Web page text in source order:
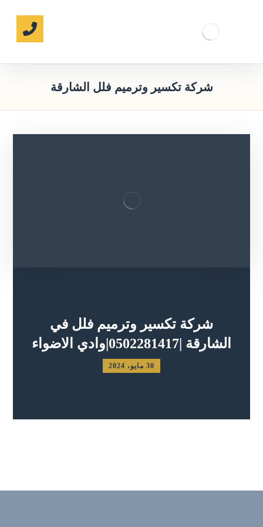
شركة تكسير وترميم فلل الشارقة
شركة تكسير وترميم فلل في
الشارقة |0502281417|وادي الاضواء
30 مايو، 2024